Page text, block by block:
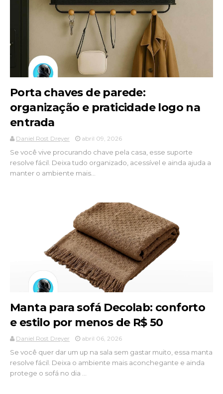
Porta chaves de parede:
organização e praticidade logo na
entrada
Daniel Rost Dreyer abril 09, 2026
Se você vive procurando chave pela casa, esse suporte
resolve fácil. Deixa tudo organizado, acessível e ainda ajuda a
manter o ambiente mais...
Manta para sofá Decolab: conforto
e estilo por menos de R$ 50
Daniel Rost Dreyer abril 06, 2026
Se você quer dar um up na sala sem gastar muito, essa manta
resolve fácil. Deixa o ambiente mais aconchegante e ainda
protege o sofá no dia ...